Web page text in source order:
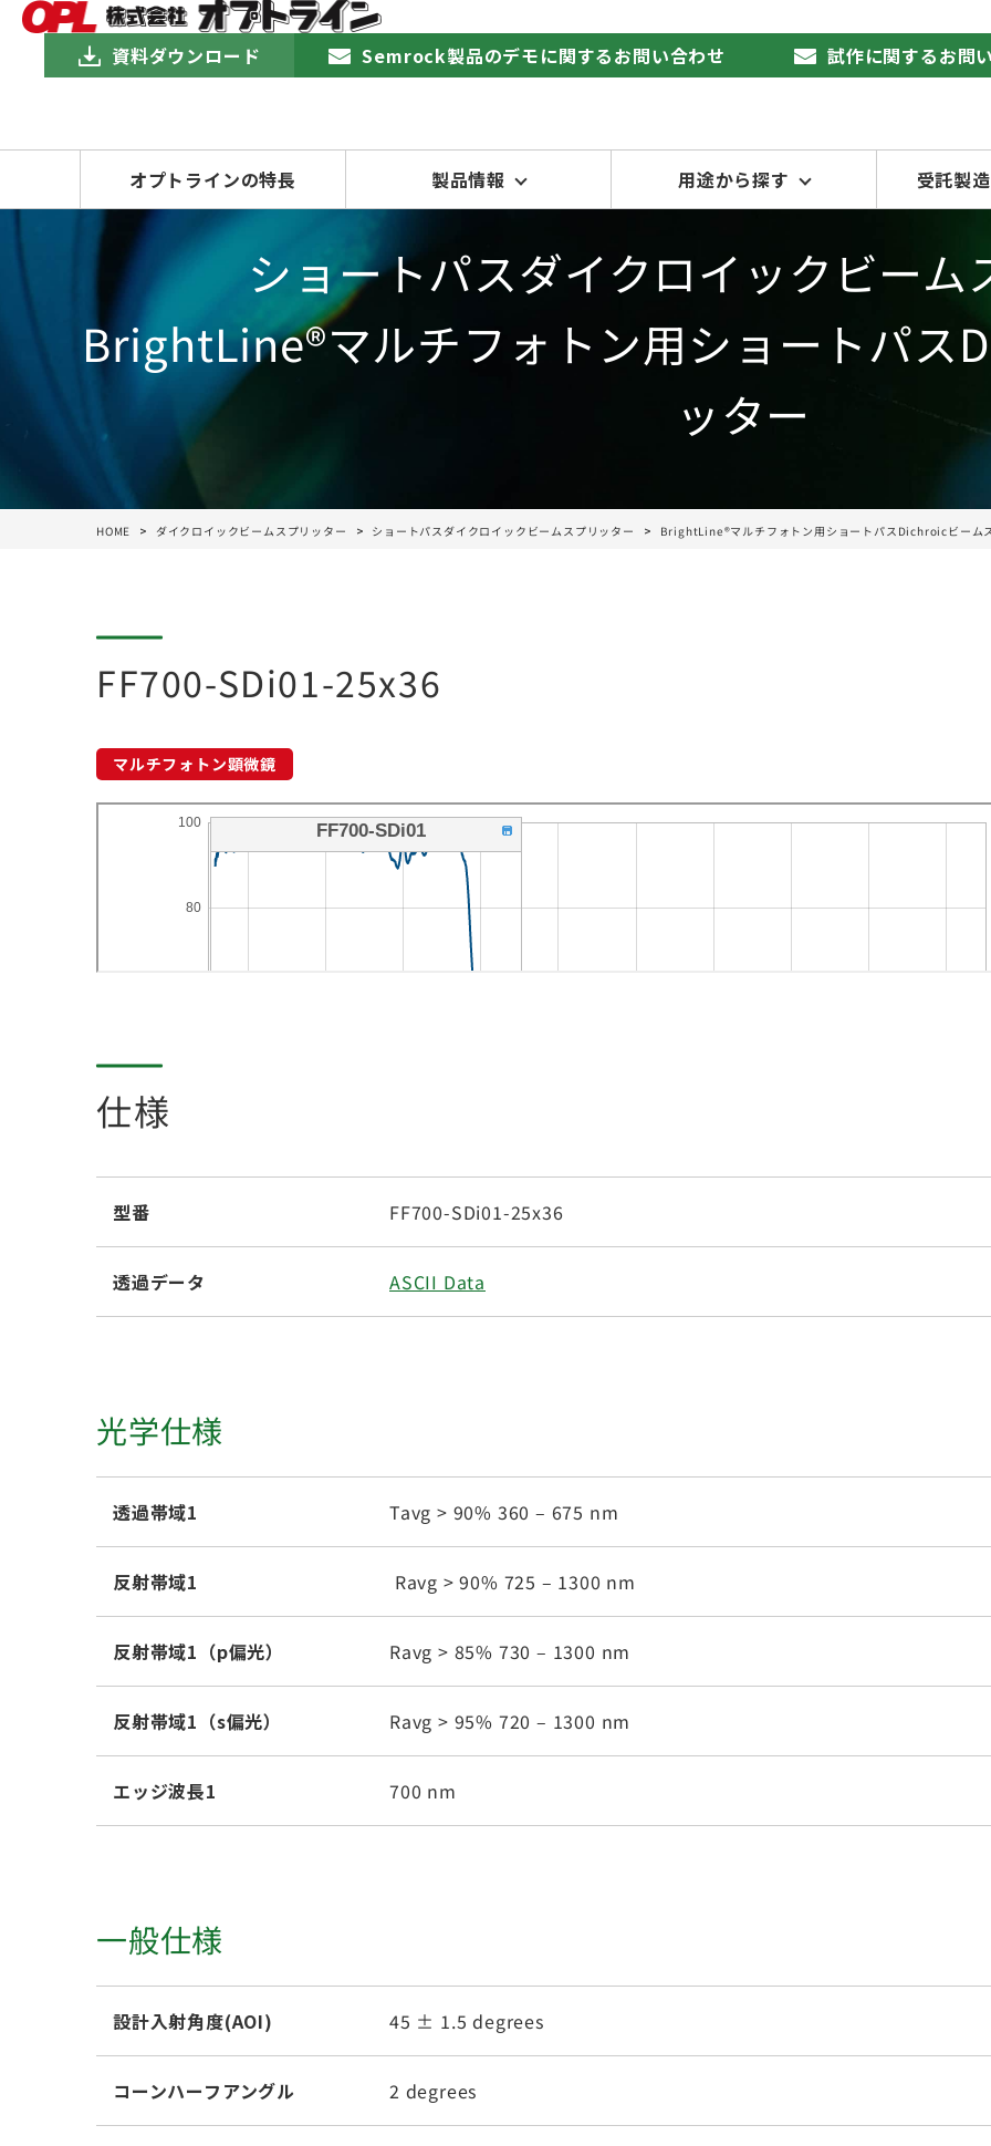
資料ダウンロード Semrock製品のデモに関するお問い合わせ 試作に関するお問
オプトラインの特長 製品情報 用途から探す 受託製
ショートパスダイクロイックビーム
BrightLine®マルチフォトン用ショートパス
ッター
HOME ダイクロイックビームスプリッター ショートパスダイクロイックビームスプリッター BrightLine®マルチフォトン用ショートパスDichroicビーム
FF700-SDi01-25x36
マルチフォトン顕微鏡
仕様
型番 FF700-SDi01-25x36
透過データ ASCII Data
光学仕様
透過帯域1 Tavg > 90% 360 – 675 nm
反射帯域1 Ravg > 90% 725 – 1300 nm
反射帯域1（p偏光） Ravg > 85% 730 – 1300 nm
反射帯域1（s偏光） Ravg > 95% 720 – 1300 nm
エッジ波長1 700 nm
一般仕様
設計入射角度(AOI) 45 ± 1.5 degrees
コーンハーフアングル 2 degrees